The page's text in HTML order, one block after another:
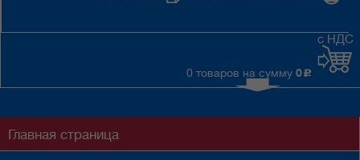
0 товаров на сумму 0 c
с НДС
Главная страница